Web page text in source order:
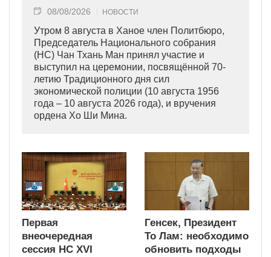
08/08/2026 НОВОСТИ
Утром 8 августа в Ханое член Политбюро,
Председатель Национального собрания
(НС) Чан Тхань Ман принял участие и
выступил на церемонии, посвящённой 70-
летию Традиционного дня сил
экономической полиции (10 августа 1956
года – 10 августа 2026 года), и вручения
ордена Хо Ши Мина.
Первая
внеочередная
сессия НС XVI
Генсек, Президент
То Лам: необходимо
обновить подходы